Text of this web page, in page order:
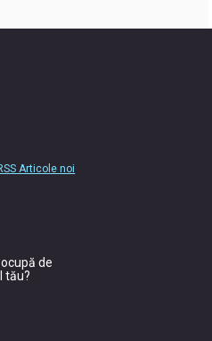
Articole noi
de
tău?